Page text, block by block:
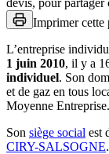
Imprimer cette
L’entreprise
1 juin 2010, il y a
individuel. Son
et de gaz en tous
Moyenne Entreprise.
Son siège social est
CIRY-SALSOGNE.